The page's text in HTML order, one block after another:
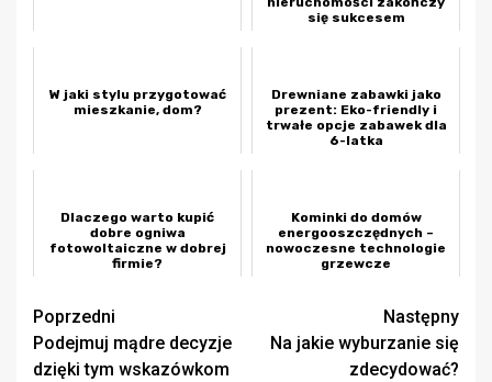
się sukcesem
W jaki stylu przygotować
mieszkanie, dom?
Drewniane zabawki jako
prezent: Eko-friendly i
trwałe opcje zabawek dla
6-latka
Dlaczego warto kupić
dobre ogniwa
fotowoltaiczne w dobrej
firmie?
Kominki do domów
energooszczędnych –
nowoczesne technologie
grzewcze
Zobacz
wpisy
Poprzedni
Podejmuj mądre decyzje
dzięki tym wskazówkom
Następny
Na jakie wyburzanie się
zdecydować?